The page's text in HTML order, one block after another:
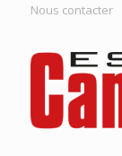
Nous contacter